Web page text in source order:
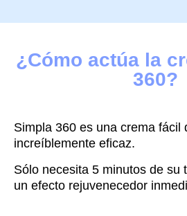
¿Cómo actúa la
360?
Simpla 360 es una crema fácil
increíblemente eficaz.
Sólo necesita 5 minutos de su
un efecto rejuvenecedor